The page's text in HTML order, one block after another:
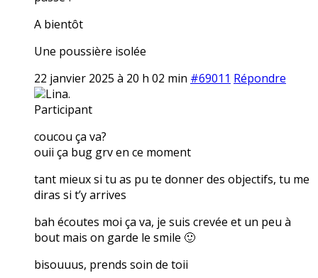
A bientôt
Une poussière isolée
22 janvier 2025 à 20 h 02 min #69011 Répondre
Lina.
Participant
coucou ça va?
ouii ça bug grv en ce moment
tant mieux si tu as pu te donner des objectifs, tu me
diras si t’y arrives
bah écoutes moi ça va, je suis crevée et un peu à
bout mais on garde le smile 🙂
bisouuus, prends soin de toii